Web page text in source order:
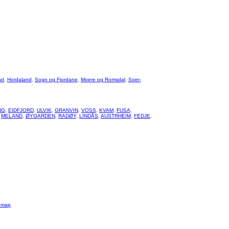
Hordaland Sogn og Fjordane Moere og Romsdal, Soer-
EIDFJORD, ULVIK GRANVIN, VOSS, KVAM, FUSA
MELAND, ØYGARDEN, RADØY, LINDÅS, AUSTRHEIM, FEDJE